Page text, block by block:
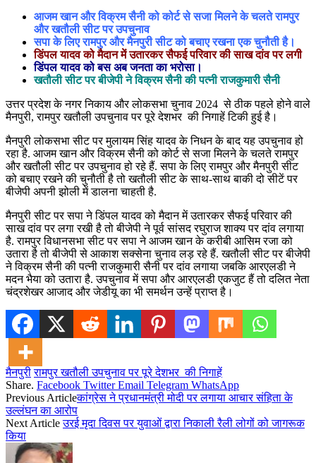
आजम खान और विक्रम सैनी को कोर्ट से सजा मिलने के चलते रामपुर
और खतौली सीट पर उपचुनाव
सपा के लिए रामपुर और मैनपुरी सीट को बचाए रखना एक चुनौती है।
डिंपल यादव को मैदान में उतारकर सैफई परिवार की साख दांव पर लगी
डिंपल यादव को बस अब जनता का भरोसा।
खतौली सीट पर बीजेपी ने विक्रम सैनी की पत्नी राजकुमारी सैनी
उत्तर प्रदेश के नगर निकाय और लोकसभा चुनाव 2024 से ठीक पहले होने वाले
मैनपुरी, रामपुर खतौली उपचुनाव पर पूरे देशभर की निगाहें टिकी हुई है।
मैनपुरी लोकसभा सीट पर मुलायम सिंह यादव के निधन के बाद यह उपचुनाव हो
रहा है. आजम खान और विक्रम सैनी को कोर्ट से सजा मिलने के चलते रामपुर
और खतौली सीट पर उपचुनाव हो रहे हैं. सपा के लिए रामपुर और मैनपुरी सीट
को बचाए रखने की चुनौती है तो खतौली सीट के साथ-साथ बाकी दो सीटें पर
बीजेपी अपनी झोली में डालना चाहती है.
मैनपुरी सीट पर सपा ने डिंपल यादव को मैदान में उतारकर सैफई परिवार की
साख दांव पर लगा रखी है तो बीजेपी ने पूर्व सांसद रघुराज शाक्य पर दांव लगाया
है. रामपुर विधानसभा सीट पर सपा ने आजम खान के करीबी आसिम रजा को
उतारा है तो बीजेपी से आकाश सक्सेना चुनाव लड़ रहे हैं. खतौली सीट पर बीजेपी
ने विक्रम सैनी की पत्नी राजकुमारी सैनी पर दांव लगाया जबकि आरएलडी ने
मदन भैया को उतारा है. उपचुनाव में सपा और आरएलडी एकजुट हैं तो दलित नेता
चंद्रशेखर आजाद और जेडीयू का भी समर्थन उन्हें प्राप्त है।
मैनपुरी रामपुर खतौली उपचुनाव पर पूरे देशभर की निगाहें
Share. Facebook Twitter Email Telegram WhatsApp
Previous Articleकांग्रेस ने प्रधानमंत्री मोदी पर लगाया आचार संहिता के
उल्लंघन का आरोप
Next Articleउरई मृदा दिवस पर युवाओं द्वारा निकाली रैली लोगों को जागरूक
किया